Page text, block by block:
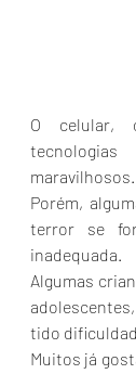
O celular,
maravilhosos.
Porém,
terror se
inadequada.
Algumas
tido
Muitos já